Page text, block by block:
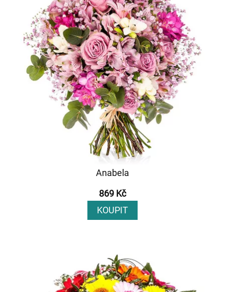
Anabela
869 Kč
KOUPIT